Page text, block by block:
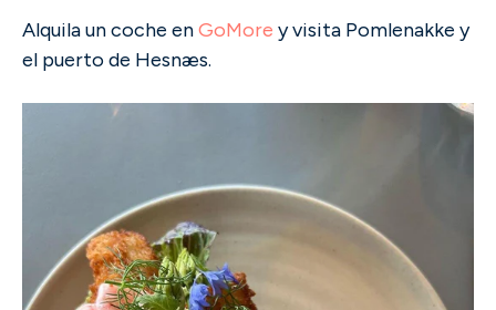
Alquila un coche enGoMore y visita Pomlenakke y
el puerto de Hesnæs.